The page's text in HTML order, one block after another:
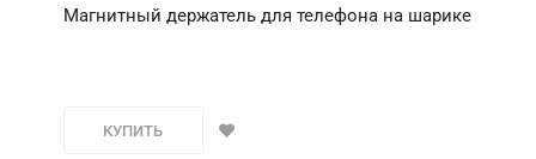
Магнитный держатель для телефона на шарике
КУПИТЬ